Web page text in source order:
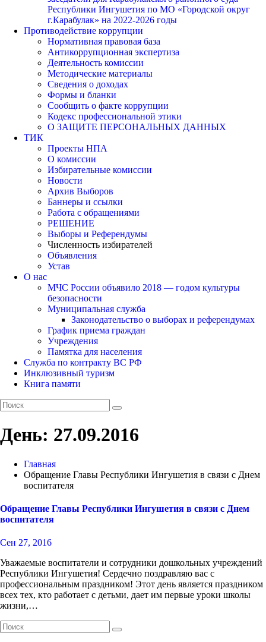
Республики Ингушетия по МО «Городской округ
г.Карабулак» на 2022-2026 годы
Противодействие коррупции
Нормативная правовая база
Антикоррупционная экспертиза
Деятельность комиссии
Методические материалы
Сведения о доходах
Формы и бланки
Сообщить о факте коррупции
Кодекс профессиональной этики
О ЗАЩИТЕ ПЕРСОНАЛЬНЫХ ДАННЫХ
ТИК
Проекты НПА
О комиссии
Избирательные комиссии
Новости
Архив Выборов
Баннеры и ссылки
Работа с обращениями
РЕШЕНИЕ
Выборы и Референдумы
Численность избирателей
Объявления
Устав
О нас
МЧС России объявило 2018 — годом культуры
безопасности
Муниципальная служба
Законодательство о выборах и референдумах
График приема граждан
Учреждения
Памятка для населения
Служба по контракту ВС РФ
Инклюзивный туризм
Книга памяти
День: 27.09.2016
Главная
Обращение Главы Республики Ингушетия в связи с Днем
воспитателя
Обращение Главы Республики Ингушетия в связи с Днем
воспитателя
Сен 27, 2016
Уважаемые воспитатели и сотрудники дошкольных учреждений
Республики Ингушетия! Сердечно поздравляю вас с
профессиональным праздником! Этот день является праздником
всех тех, кто работает с детьми, дает им первые уроки школы
жизни,…